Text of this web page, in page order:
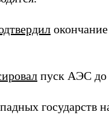
пуск АЭС до
государств